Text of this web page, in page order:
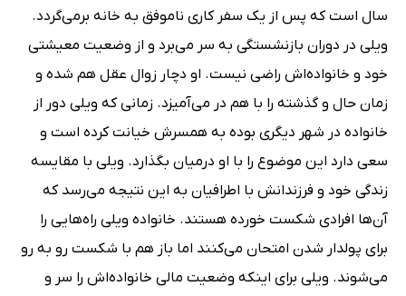
سال است که پس از یک سفر کاری ناموفق به خانه برمی‌گردد.
ویلی در دوران بازنشستگی به سر می‌برد و از وضعیت معیشتی
خود و خانواده‌اش راضی نیست. او دچار زوال عقل هم شده و
زمان حال و گذشته را با هم در می‌آمیزد. زمانی که ویلی دور از
خانواده در شهر دیگری بوده به همسرش خیانت کرده است و
سعی دارد این موضوع را با او درمیان بگذارد. ویلی با مقایسه
زندگی خود و فرزندانش با اطرافیان به این نتیجه می‌رسد که
آن‌ها افرادی شکست خورده‌ هستند. خانواده ویلی راه‌هایی را
برای پولدار شدن امتحان می‌کنند اما باز هم با شکست رو به رو
می‌شوند. ویلی برای اینکه وضعیت مالی خانواده‌اش را سر و